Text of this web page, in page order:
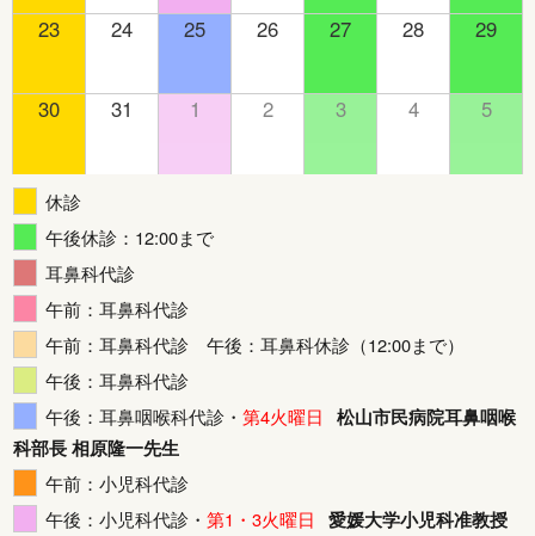
23 24 25 26 27 28 29
30 31 1 2 3 4 5
休診
午後休診：12:00まで
耳鼻科代診
午前：耳鼻科代診
午前：耳鼻科代診 午後：耳鼻科休診（12:00まで）
午後：耳鼻科代診
午後：耳鼻咽喉科代診・ 第4火曜日
松山市民病院耳鼻咽喉
科部長 相原隆一先生
午前：小児科代診
午後：小児科代診・ 第1・3火曜日
愛媛大学小児科准教授